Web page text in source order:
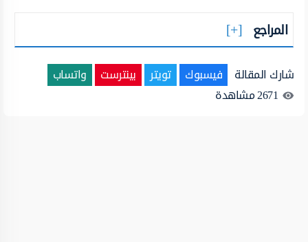
المراجع
شارك المقالة فيسبوك تويتر بينترست
واتساب
2671مشاهدة